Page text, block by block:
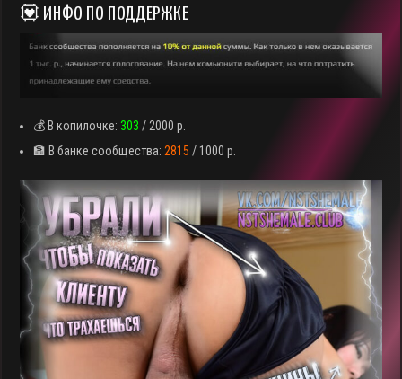
💟 ИНФО ПО ПОДДЕРЖКЕ
💰 В копилочке:303/ 2000 р.
🏦 В банке сообщества: 2815 / 1000 р.